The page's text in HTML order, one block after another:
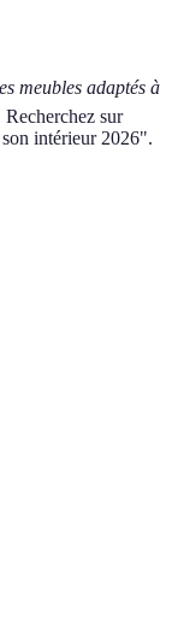
meubles adaptés à
sur
intérieur 2026".